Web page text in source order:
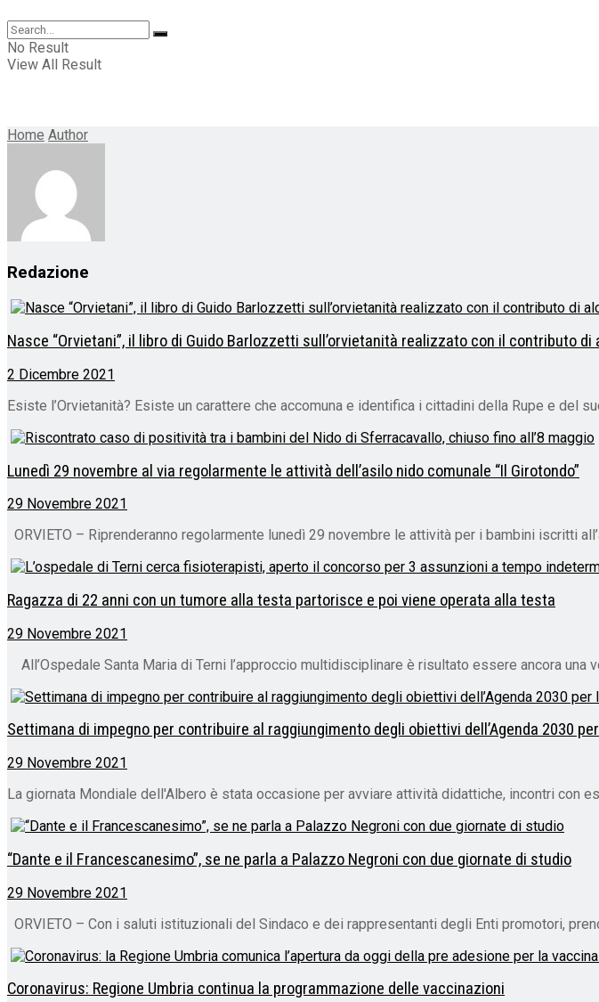
No Result
View All Result
Home Author
Redazione
Nasce “Orvietani”, il libro di Guido Barlozzetti sull’orvietanità realizzato con il contributo
2 Dicembre 2021
Esiste l’Orvietanità? Esiste un carattere che accomuna e identifica i cittadini della Rupe e del
Lunedì 29 novembre al via regolarmente le attività dell’asilo nido comunale “Il Girotondo”
29 Novembre 2021
ORVIETO – Riprenderanno regolarmente lunedì 29 novembre le attività per i bambini iscritti
Ragazza di 22 anni con un tumore alla testa partorisce e poi viene operata alla testa
29 Novembre 2021
All’Ospedale Santa Maria di Terni l’approccio multidisciplinare è risultato essere ancora una
Settimana di impegno per contribuire al raggiungimento degli obiettivi dell’Agenda 2030
29 Novembre 2021
La giornata Mondiale dell'Albero è stata occasione per avviare attività didattiche, incontri con
“Dante e il Francescanesimo”, se ne parla a Palazzo Negroni con due giornate di studio
29 Novembre 2021
ORVIETO – Con i saluti istituzionali del Sindaco e dei rappresentanti degli Enti promotori,
Coronavirus: Regione Umbria continua la programmazione delle vaccinazioni